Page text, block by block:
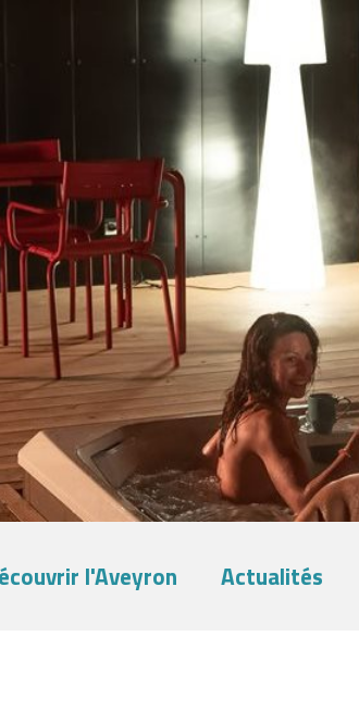
l'Aveyron Actualités